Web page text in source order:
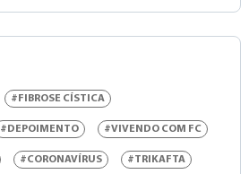
#FIBROSE CÍSTICA
#DEPOIMENTO #VIVENDO COM FC
#CORONAVÍRUS #TRIKAFTA